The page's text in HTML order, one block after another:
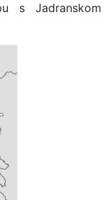
s Jadranskom